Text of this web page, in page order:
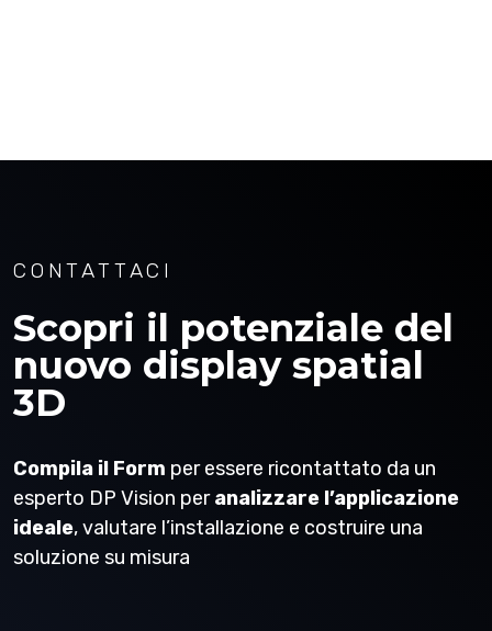
CONTATTACI
Scopri il potenziale del
nuovo display spatial
3D
Compila il Form per essere ricontattato da un
esperto DP Vision peranalizzare l’applicazione
ideale, valutare l’installazione e costruire una
soluzione su misura